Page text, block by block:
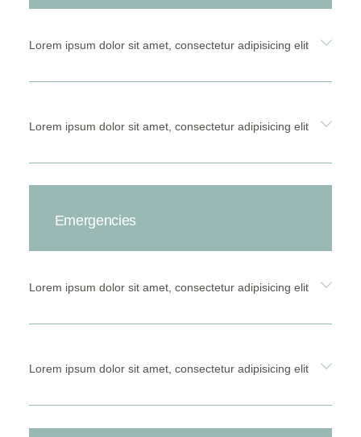
Lorem ipsum dolor sit amet, consectetur adipisicing elit
Lorem ipsum dolor sit amet, consectetur adipisicing elit
Emergencies
Lorem ipsum dolor sit amet, consectetur adipisicing elit
Lorem ipsum dolor sit amet, consectetur adipisicing elit